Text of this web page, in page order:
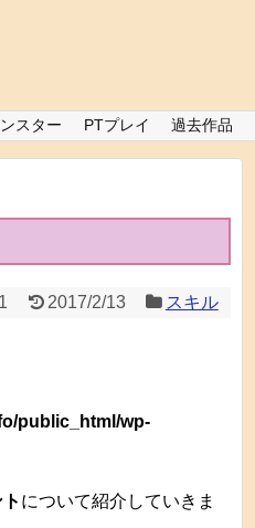
スター PTプレイ 過去作品
2017/2/13 スキル
public_html/wp-
について紹介していきま